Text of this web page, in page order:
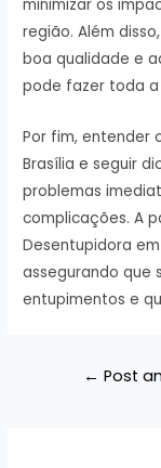
minimizar os
região. Além
boa qualidade e
pode fazer toda
Por fim, entender
Brasília e seguir
problemas
complicações. A
Desentupidora
assegurando que
entupimentos e
Navegação
← Post